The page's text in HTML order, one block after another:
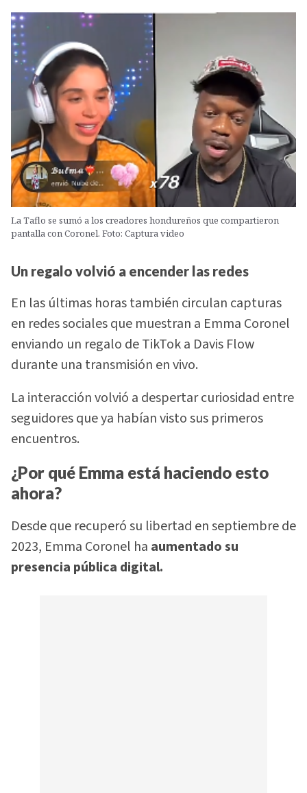
La Taflo se sumó a los creadores hondureños que compartieron
pantalla con Coronel. Foto: Captura video
Un regalo volvió a encender las redes
En las últimas horas también circulan capturas
en redes sociales que muestran a Emma Coronel
enviando un regalo de TikTok a Davis Flow
durante una transmisión en vivo.
La interacción volvió a despertar curiosidad entre
seguidores que ya habían visto sus primeros
encuentros.
¿Por qué Emma está haciendo esto
ahora?
Desde que recuperó su libertad en septiembre de
2023, Emma Coronel ha aumentado su
presencia pública digital.